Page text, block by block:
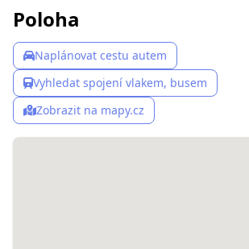
Poloha
Naplánovat cestu autem
Vyhledat spojení vlakem, busem
Zobrazit na mapy.cz